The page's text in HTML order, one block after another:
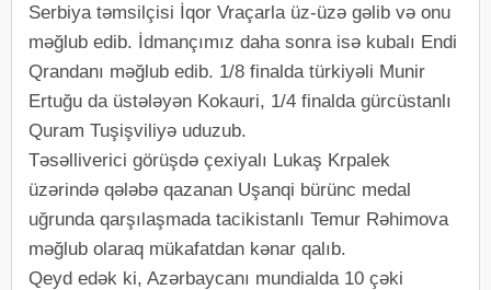
Serbiya təmsilçisi İqor Vraçarla üz-üzə gəlib və onu
məğlub edib. İdmançımız daha sonra isə kubalı Endi
Qrandanı məğlub edib. 1/8 finalda türkiyəli Munir
Ertuğu da üstələyən Kokauri, 1/4 finalda gürcüstanlı
Quram Tuşişviliyə uduzub.
Təsəlliverici görüşdə çexiyalı Lukaş Krpalek
üzərində qələbə qazanan Uşanqi bürünc medal
uğrunda qarşılaşmada tacikistanlı Temur Rəhimova
məğlub olaraq mükafatdan kənar qalıb.
Qeyd edək ki, Azərbaycanı mundialda 10 çəki